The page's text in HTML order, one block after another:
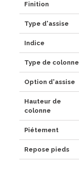
Finition
Type d'assise
Indice
Type de colonne
Option d'assise
Hauteur de
colonne
Piétement
Repose pieds